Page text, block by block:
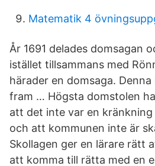
Matematik 4
År 1691 delades domsagan
istället tillsammans med
härader en domsaga.
fram … Högsta domstolen
att det inte var en kränkning
och att kommunen inte är
Skollagen ger en lärare rätt
att komma till rätta med en